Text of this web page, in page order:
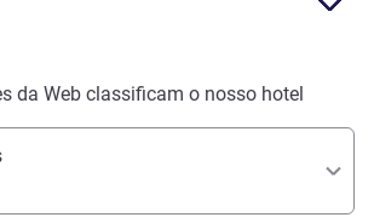
da Web classificam o nosso hotel